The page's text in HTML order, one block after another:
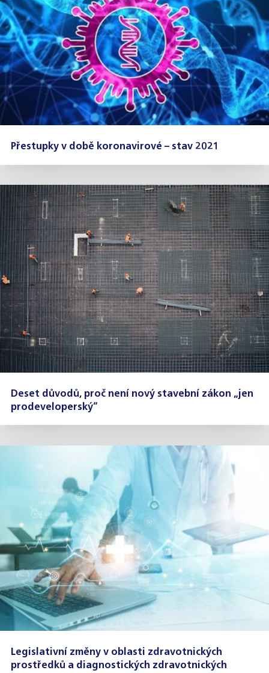
Přestupky v době koronavirové – stav 2021
Deset důvodů, proč není nový stavební zákon „jen
prodeveloperský“
Legislativní změny v oblasti zdravotnických
prostředků a diagnostických zdravotnických